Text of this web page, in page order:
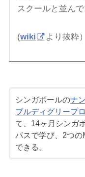
スクールと並んで
(wiki より抜粋）
シンガポールのナ
ブルディグリープ
て、14ヶ月シンガ
パスで学び、2つ
できる。